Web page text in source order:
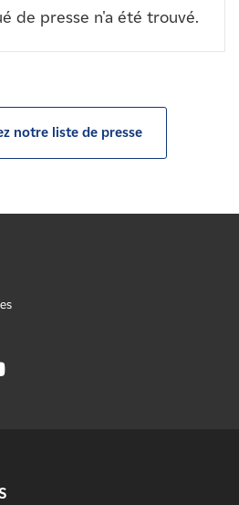
de presse n'a été trouvé.
notre liste de presse